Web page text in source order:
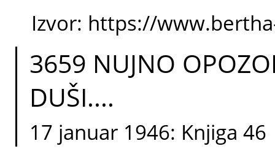
Izvor: https://
3659 NUJNO
DUŠI....
17 januar 1946: Knjiga 46